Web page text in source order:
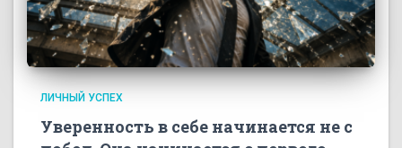
ЛИЧНЫЙ УСПЕХ
Уверенность в себе начинается не с